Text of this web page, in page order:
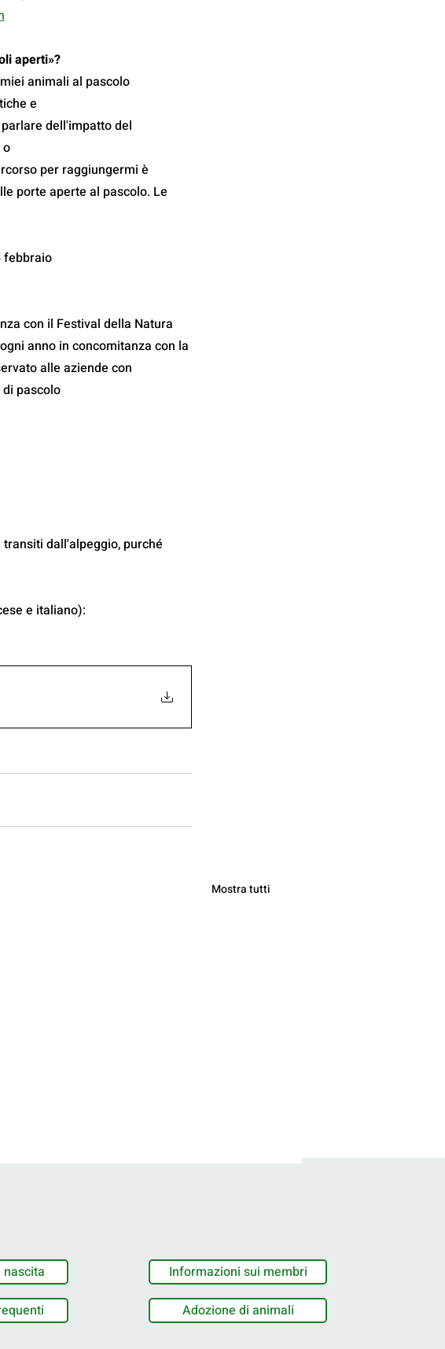
aperti»?
animali al pascolo
e
dell'impatto del
per raggiungermi è
porte aperte al pascolo. Le
febbraio
con il Festival della Natura
anno in concomitanza con la
alle aziende con
pascolo
dall'alpeggio, purché
e italiano):
Mostra tutti
Informazioni sui membri
Adozione di animali